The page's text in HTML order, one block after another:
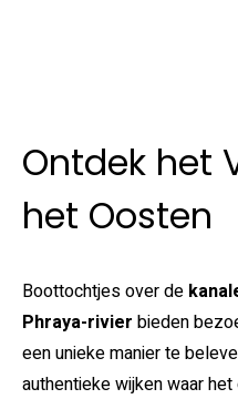
Ontdek het
het Oosten
Boottochtjes over de
Phraya-rivier bieden
een unieke manier te
authentieke wijken waar